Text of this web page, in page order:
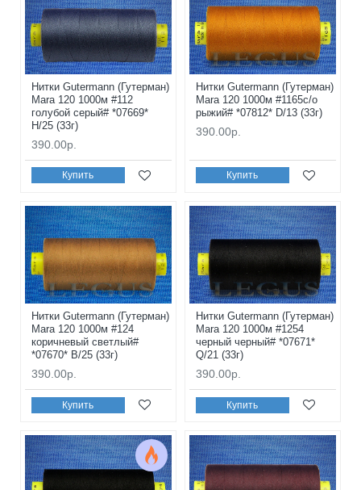
Нитки Gutermann (Гутерман)
Mara 120 1000м #112
голубой серый# *07669*
H/25 (33г)
390.00р.
Купить
Нитки Gutermann (Гутерман)
Mara 120 1000м #1165с/о
рыжий# *07812* D/13 (33г)
390.00р.
Купить
Нитки Gutermann (Гутерман)
Mara 120 1000м #124
коричневый светлый#
*07670* B/25 (33г)
390.00р.
Купить
Нитки Gutermann (Гутерман)
Mara 120 1000м #1254
черный черный# *07671*
Q/21 (33г)
390.00р.
Купить